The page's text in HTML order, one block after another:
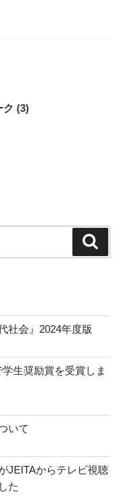
ク (3)
社会』2024年度版
生奨励賞を受賞しま
いて
JEITAからテレビ視聴
た